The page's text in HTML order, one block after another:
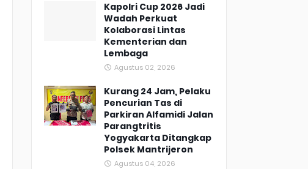
Kapolri Cup 2026 Jadi
Wadah Perkuat
Kolaborasi Lintas
Kementerian dan
Lembaga
Agustus 02, 2026
Kurang 24 Jam, Pelaku
Pencurian Tas di
Parkiran Alfamidi Jalan
Parangtritis
Yogyakarta Ditangkap
Polsek Mantrijeron
Agustus 04, 2026